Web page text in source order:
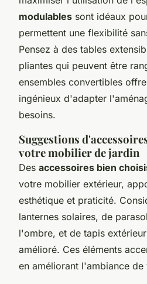
modulables sont idéaux
permettent une flexibilité
Pensez à des tables
pliantes qui peuvent être
ensembles convertibles
ingénieux d'adapter
besoins.
Suggestions
votre mobilier de jardin
Des accessoires bien
votre mobilier extérieur,
esthétique et praticité.
lanternes solaires, de
l'ombre, et de tapis
amélioré. Ces éléments
en améliorant l'ambiance de